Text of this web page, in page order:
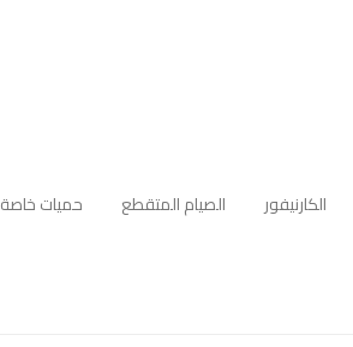
الكارنيفور الصيام المتقطع حميات خاصة